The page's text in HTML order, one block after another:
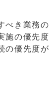
べき業務の
施の優先度
の優先度が